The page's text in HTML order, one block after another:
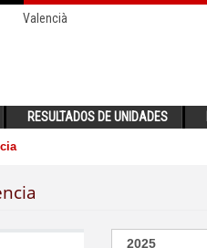
Valencià
RESULTADOS DE UNIDADES